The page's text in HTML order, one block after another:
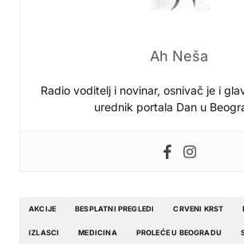
Ah Neša
Radio voditelj i novinar, osnivač je i
urednik portala Dan u
AKCIJE BESPLATNI PREGLEDI CRVENI KRST
IZLASCI MEDICINA PROLEĆE U BEOGRADU